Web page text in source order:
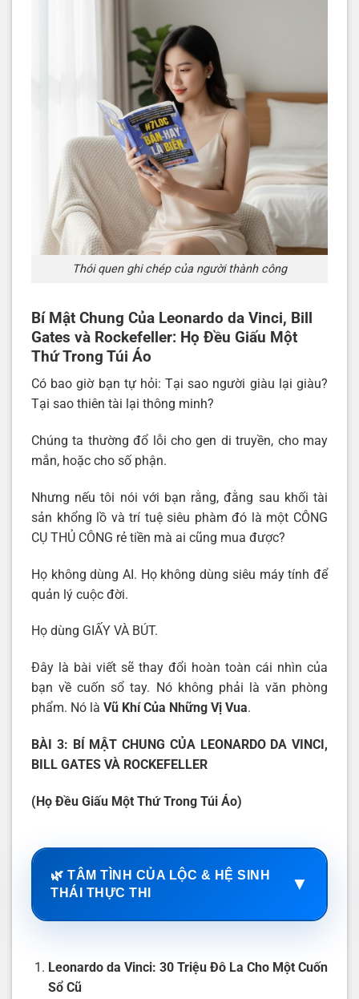
Thói quen ghi chép của người thành công
Bí Mật Chung Của Leonardo da Vinci, Bill
Gates và Rockefeller: Họ Đều Giấu Một
Thứ Trong Túi Áo
Có bao giờ bạn tự hỏi: Tại sao người giàu lại giàu?
Tại sao thiên tài lại thông minh?
Chúng ta thường đổ lỗi cho gen di truyền, cho may
mắn, hoặc cho số phận.
Nhưng nếu tôi nói với bạn rằng, đằng sau khối tài
sản khổng lồ và trí tuệ siêu phàm đó là một CÔNG
CỤ THỦ CÔNG rẻ tiền mà ai cũng mua được?
Họ không dùng AI. Họ không dùng siêu máy tính để
quản lý cuộc đời.
Họ dùng GIẤY VÀ BÚT.
Đây là bài viết sẽ thay đổi hoàn toàn cái nhìn của
bạn về cuốn sổ tay. Nó không phải là văn phòng
phẩm. Nó là Vũ Khí Của Những Vị Vua.
BÀI 3: BÍ MẬT CHUNG CỦA LEONARDO DA VINCI,
BILL GATES VÀ ROCKEFELLER
(Họ Đều Giấu Một Thứ Trong Túi Áo)
🌿 TÂM TÌNH CỦA LỘC & HỆ SINH
THÁI THỰC THI
▼
Leonardo da Vinci: 30 Triệu Đô La Cho Một Cuốn
Sổ Cũ